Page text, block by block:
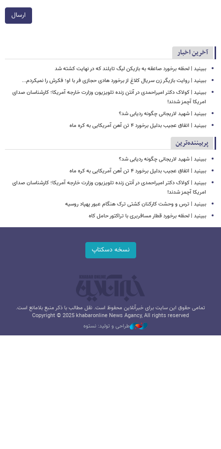
ارسال
آخرین اخبار
ببینید | لحظه برخورد صاعقه به بازیکن لیگ تایلند که در نهایت کشته شد
ببینید | روایت بازیگر زن سریال کلاغ از برخورد هادی حجازی فر با او؛ فکرش را نمیکردم...
ببینید | کولاک دکتر امیراحمدی در آنتن زنده تلویزیون وزارت خارجه آمریکا؛ کارشناسان صدای
امریکا آچمز شدند!
ببینید | شهید لاریجانی چگونه ردیابی شد؟
ببینید | اتفاق عجیب بدلیل برخورد ۴ تن آهن آمریکایی به کره ماه
پربیننده‌ترین
ببینید | شهید لاریجانی چگونه ردیابی شد؟
ببینید | اتفاق عجیب بدلیل برخورد ۴ تن آهن آمریکایی به کره ماه
ببینید | کولاک دکتر امیراحمدی در آنتن زنده تلویزیون وزارت خارجه آمریکا؛ کارشناسان صدای
امریکا آچمز شدند!
ببینید | ترس و وحشت کارکنان کشتی ترک هنگام عبور پهپاد روسیه
ببینید | لحظه برخورد قطار مسافربری با تراکتور حامل کاه
نسخه دسکتاپ
تمامی حقوق این سایت برای خبرآنلاین محفوظ است. نقل مطالب با ذکر منبع بلامانع است.
Copyright © 2025 khabaronline News Agancy, All rights reserved
طراحی و تولید: نستوه